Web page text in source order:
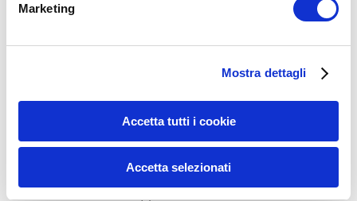
Marketing
Mostra dettagli
Accetta tutti i cookie
Accetta selezionati
15WORKOUT
Allenamento aerobico(16)
Allenamento Donne(75)